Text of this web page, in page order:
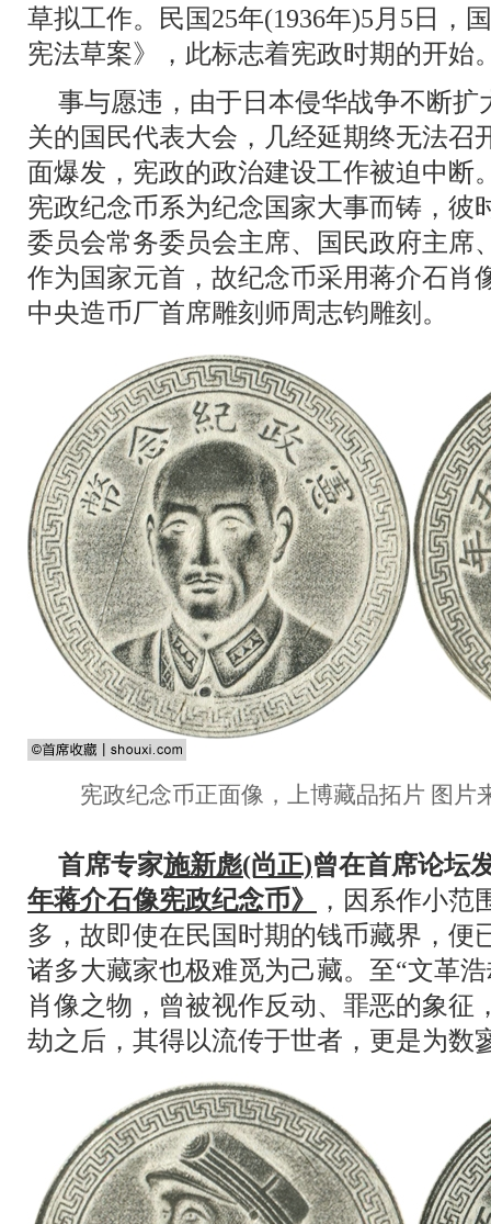
草拟工作。民国25年(1936年)5月5日，
宪法草案》，此标志着宪政时期的开始
事与愿违，由于日本侵华战争不断
关的国民代表大会，几经延期终无法召
面爆发，宪政的政治建设工作被迫中断
宪政纪念币系为纪念国家大事而铸，彼
委员会常务委员会主席、国民政府主席
作为国家元首，故纪念币采用蒋介石肖
中央造币厂首席雕刻师周志钧雕刻。
宪政纪念币正面像，上博藏品拓片 图片
首席专家施新彪(尚正)曾在首席论坛
年蒋介石像宪政纪念币》
，因系作小范
多，故即使在民国时期的钱币藏界，便
诸多大藏家也极难觅为己藏。至“文革
肖像之物，曾被视作反动、罪恶的象征
劫之后，其得以流传于世者，更是为数